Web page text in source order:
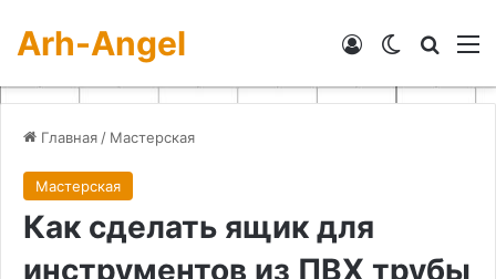
Arh-Angel Switch skin
Войти
Главная / Мастерская
Мастерская
Как сделать ящик для
инструментов из ПВХ трубы